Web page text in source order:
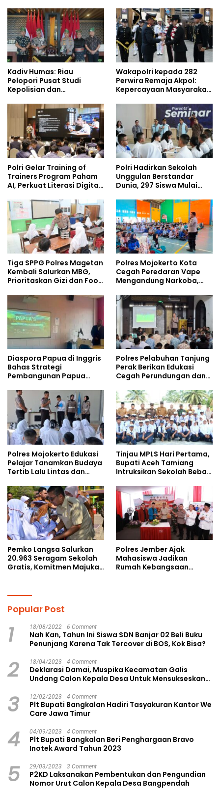
Era Digital
Umrah
Kadiv Humas: Riau
Pelopori Pusat Studi
Kepolisian dan
Policing Masuki Babak
Wakapolri kepada 282
Perwira Remaja Akpol:
Kepercayaan Masyarakat
Polri Gelar Training of
Trainers Program Paham
AI, Perkuat Literasi Digital
Polri Hadirkan Sekolah
Unggulan Berstandar
Dunia, 297 Siswa Mulai
Tiga SPPG Polres Magetan
Kembali Salurkan MBG,
Prioritaskan Gizi dan Food
Polres Mojokerto Kota
Cegah Peredaran Vape
Mengandung Narkoba,
Kalangan Remaja
Diaspora Papua di Inggris
Bahas Strategi
Pembangunan Papua
Doktoral Internasional
Polres Pelabuhan Tanjung
Perak Berikan Edukasi
Cegah Perundungan dan
kepada Pelajar MPLS
Polres Mojokerto Edukasi
Pelajar Tanamkan Budaya
Tertib Lalu Lintas dan
Tinjau MPLS Hari Pertama,
Bupati Aceh Tamiang
Intruksikan Sekolah Bebas
Pemko Langsa Salurkan
20.963 Seragam Sekolah
Gratis, Komitmen Majukan
Polres Jember Ajak
Mahasiswa Jadikan
Rumah Kebangsaan
Popular Post
1 18/08/2022 6 Comment
Nah Kan, Tahun Ini Siswa SDN Banjar 02 Beli Buku
Penunjang Karena Tak Tercover di BOS, Kok Bisa?
2 18/04/2023 4 Comment
Deklarasi Damai, Muspika Kecamatan Galis
Undang Calon Kepala Desa Untuk Mensukseskan
3 12/02/2023 4 Comment
Plt Bupati Bangkalan Hadiri Tasyakuran Kantor We
Care Jawa Timur
4 04/09/2023 4 Comment
Plt Bupati Bangkalan Beri Penghargaan Bravo
Inotek Award Tahun 2023
5 29/03/2023 3 Comment
P2KD Laksanakan Pembentukan dan Pengundian
Nomor Urut Calon Kepala Desa Bangpendah